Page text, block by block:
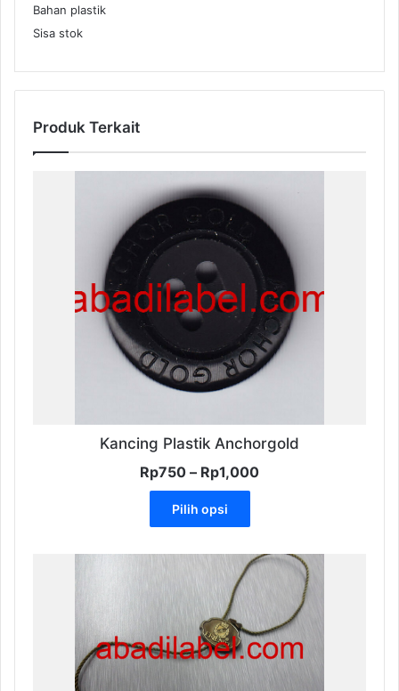
Bahan plastik
Sisa stok
Produk Terkait
Kancing Plastik Anchorgold
Rp750 – Rp1,000Rentang
Pilih opsi
beberapa
varian.
dapat
diambil
halaman